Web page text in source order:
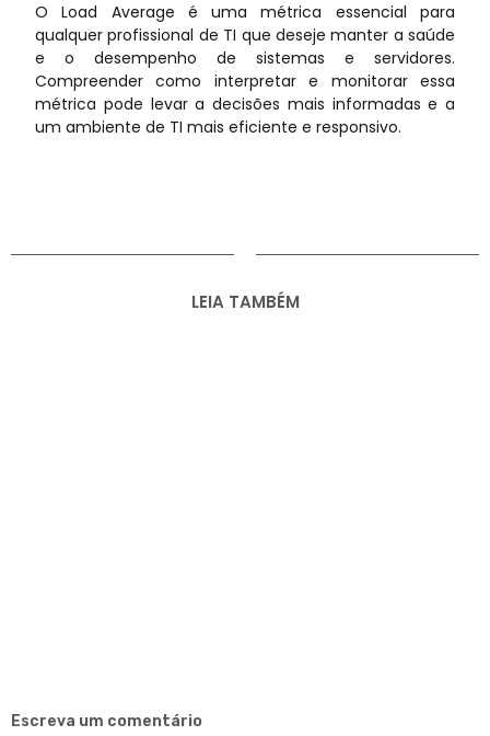
O Load Average é uma métrica essencial para
qualquer profissional de TI que deseje manter a saúde
e o desempenho de sistemas e servidores.
Compreender como interpretar e monitorar essa
métrica pode levar a decisões mais informadas e a
um ambiente de TI mais eficiente e responsivo.
LEIA TAMBÉM
Escreva um comentário